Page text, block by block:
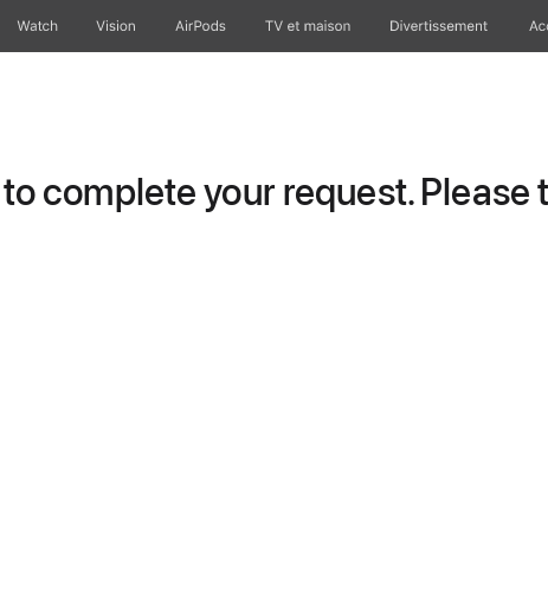
Watch Vision AirPods TV et maison Divertissement
complete your request. Please